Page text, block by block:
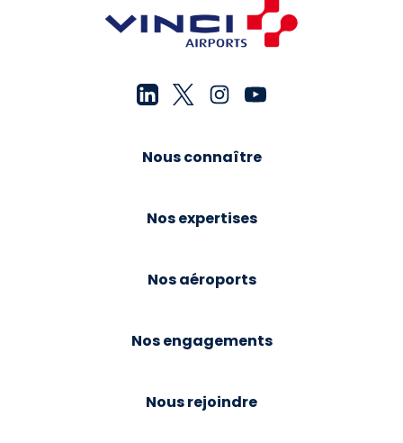
Nous connaître
Nos expertises
Nos aéroports
Nos engagements
Nous rejoindre